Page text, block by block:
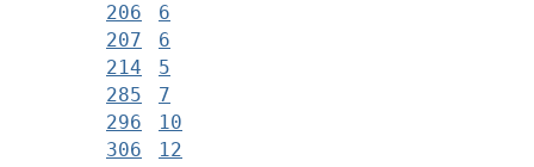
206
6
207
6
214
5
285
7
296
10
306
12